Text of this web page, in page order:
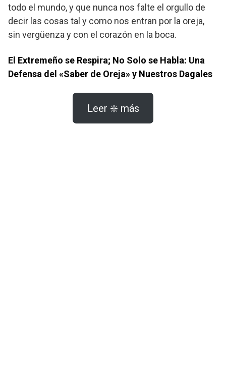
todo el mundo, y que nunca nos falte el orgullo de
decir las cosas tal y como nos entran por la oreja,
sin vergüenza y con el corazón en la boca.
El Extremeño se Respira; No Solo se Habla: Una
Defensa del «Saber de Oreja» y Nuestros Dagales
Leer ❇️ más